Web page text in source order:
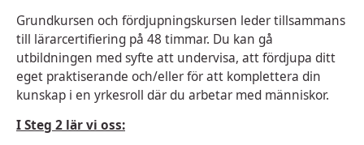
Grundkursen och fördjupningskursen leder tillsammans
till lärarcertifiering på 48 timmar. Du kan gå
utbildningen med syfte att undervisa, att fördjupa ditt
eget praktiserande och/eller för att komplettera din
kunskap i en yrkesroll där du arbetar med människor.
I Steg 2 lär vi oss: